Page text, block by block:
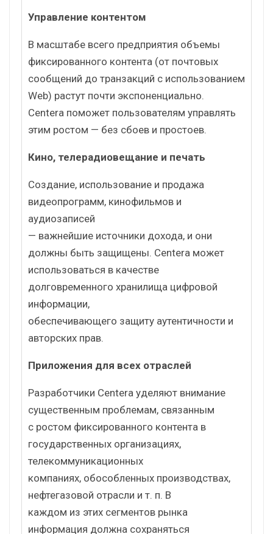
Управление контентом
В масштабе всего предприятия объемы
фиксированного контента (от почтовых
сообщений до транзакций с использованием
Web) растут почти экспоненциально.
Centera поможет пользователям управлять
этим ростом — без сбоев и простоев.
Кино, телерадиовещание и печать
Создание, использование и продажа
видеопрограмм, кинофильмов и
аудиозаписей
— важнейшие источники дохода, и они
должны быть защищены. Centera может
использоваться в качестве
долговременного хранилища цифровой
информации,
обеспечивающего защиту аутентичности и
авторских прав.
Приложения для всех отраслей
Разработчики Centera уделяют внимание
существенным проблемам, связанным
с ростом фиксированного контента в
государственных организациях,
телекоммуникационных
компаниях, обособленных производствах,
нефтегазовой отрасли и т. п. В
каждом из этих сегментов рынка
информация должна сохраняться